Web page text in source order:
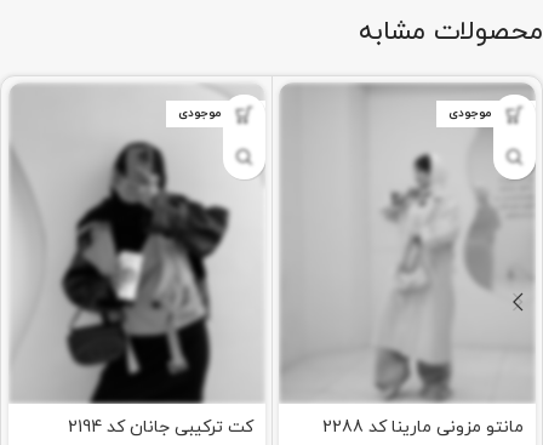
محصولات مشابه
اتمام موجودی
مانتو مزونی مارینا کد 2288
اتمام موجودی
کت ترکیبی جانان کد 2194